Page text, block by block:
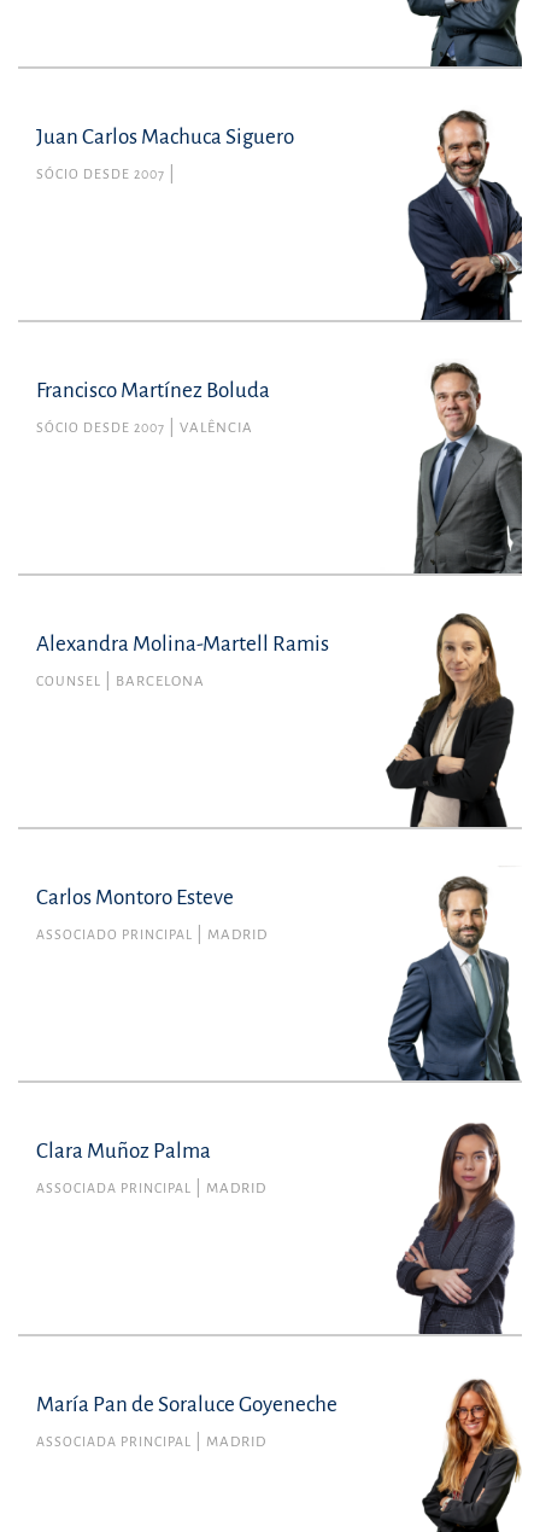
Juan Carlos Machuca Siguero
SÓCIO DESDE 2007
Francisco Martínez Boluda
SÓCIO DESDE 2007 VALÊNCIA
Alexandra Molina-Martell Ramis
COUNSEL BARCELONA
Carlos Montoro Esteve
ASSOCIADO PRINCIPAL MADRID
Clara Muñoz Palma
ASSOCIADA PRINCIPAL MADRID
María Pan de Soraluce Goyeneche
ASSOCIADA PRINCIPAL MADRID